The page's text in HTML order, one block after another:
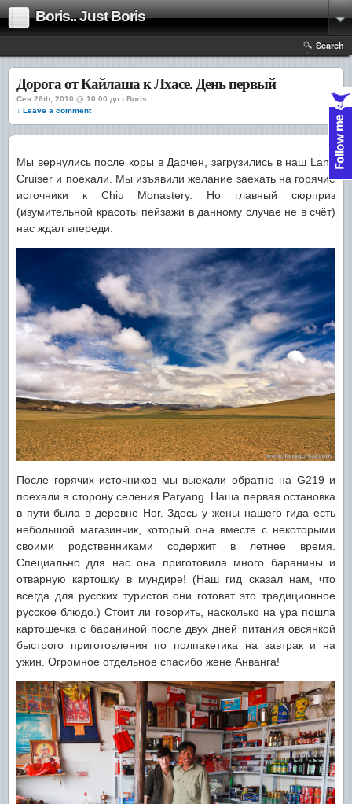
Boris.. Just Boris
Search
Дорога от Кайлаша к Лхасе. День первый
Сен 26th, 2010 @ 10:00 дп › Boris
↓ Leave a comment
Мы вернулись после коры в Дарчен, загрузились в наш Land
Cruiser и поехали. Мы изъявили желание заехать на горячие
источники к Chiu Monastery. Но главный сюрприз
(изумительной красоты пейзажи в данному случае не в счёт)
нас ждал впереди.
После горячих источников мы выехали обратно на G219 и
поехали в сторону селения Paryang. Наша первая остановка
в пути была в деревне Hor. Здесь у жены нашего гида есть
небольшой магазинчик, который она вместе с некоторыми
своими родственниками содержит в летнее время.
Специально для нас она приготовила много баранины и
отварную картошку в мундире! (Наш гид сказал нам, что
всегда для русских туристов они готовят это традиционное
русское блюдо.) Стоит ли говорить, насколько на ура пошла
картошечка с бараниной после двух дней питания овсянкой
быстрого приготовления по полпакетика на завтрак и на
ужин. Огромное отдельное спасибо жене Анванга!